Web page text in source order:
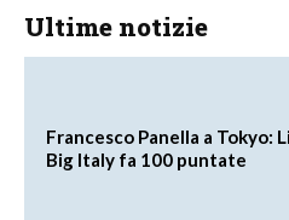
Ultime notizie
Francesco Panella a Tokyo:
Big Italy fa 100 puntate